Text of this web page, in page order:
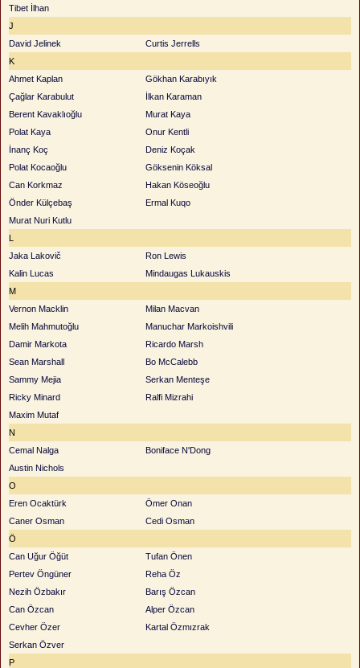
Tibet İlhan
J
David Jelinek
Curtis Jerrells
K
Ahmet Kaplan
Gökhan Karabıyık
Çağlar Karabulut
İlkan Karaman
Berent Kavaklıoğlu
Murat Kaya
Polat Kaya
Onur Kentli
İnanç Koç
Deniz Koçak
Polat Kocaoğlu
Göksenin Köksal
Can Korkmaz
Hakan Köseoğlu
Önder Külçebaş
Ermal Kuqo
Murat Nuri Kutlu
L
Jaka Lakovič
Ron Lewis
Kalin Lucas
Mindaugas Lukauskis
M
Vernon Macklin
Milan Macvan
Melih Mahmutoğlu
Manuchar Markoishvili
Damir Markota
Ricardo Marsh
Sean Marshall
Bo McCalebb
Sammy Mejia
Serkan Menteşe
Ricky Minard
Ralfi Mizrahi
Maxim Mutaf
N
Cemal Nalga
Boniface N'Dong
Austin Nichols
O
Eren Ocaktürk
Ömer Onan
Caner Osman
Cedi Osman
Ö
Can Uğur Öğüt
Tufan Önen
Pertev Öngüner
Reha Öz
Nezih Özbakır
Barış Özcan
Can Özcan
Alper Özcan
Cevher Özer
Kartal Özmızrak
Serkan Özver
P